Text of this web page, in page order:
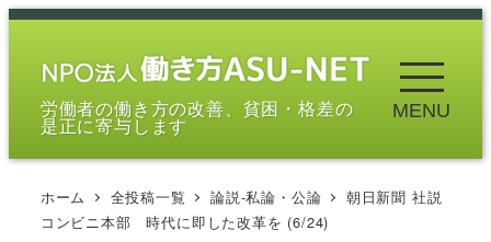
メ
労働者の働き方の改善、貧困・格差の
是正に寄与します
MENU
ホーム 全投稿一覧 論説-私論・公論
朝日新聞 社説
コンビニ本部 時代に即した改革を (6/24)